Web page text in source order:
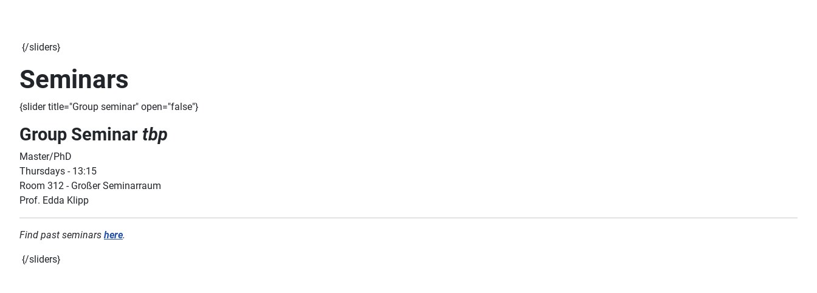
{/sliders}
Seminars
{slider title="Group seminar" open="false"}
Group Seminar tbp
Master/PhD
Thursdays - 13:15
Room 312 - Großer Seminarraum
Prof. Edda Klipp
Find past seminars here.
{/sliders}